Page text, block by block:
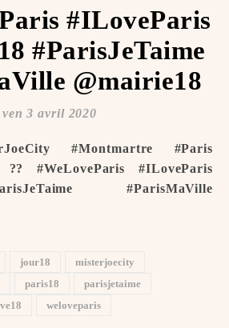
#ILoveParis
#ParisJeTaime
@mairie18
ven 3 avril 2020
?? #WeLoveParis #ILoveParis
#ParisMaVille
jour18
misterjoecity
paris18
parisjetaime
weloveparis